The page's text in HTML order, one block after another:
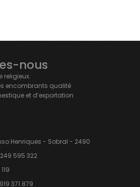
nous
religieux.
encombrants qualité
et d’exportation
Henriques - Sobral - 2490
595 322
371 879